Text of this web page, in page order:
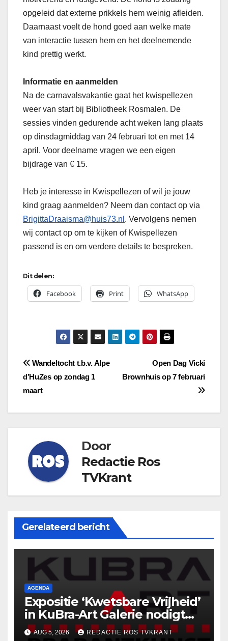
opgeleid dat externe prikkels hem weinig afleiden.
Daarnaast voelt de hond goed aan welke mate
van interactie tussen hem en het deelnemende
kind prettig werkt.
Informatie en aanmelden
Na de carnavalsvakantie gaat het kwispellezen
weer van start bij Bibliotheek Rosmalen. De
sessies vinden gedurende acht weken lang plaats
op dinsdagmiddag van 24 februari tot en met 14
april. Voor deelname vragen we een eigen
bijdrage van € 15.
Heb je interesse in Kwispellezen of wil je jouw
kind graag aanmelden? Neem dan contact op via
BrigittaDraaisma@huis73.nl . Vervolgens nemen
wij contact op om te kijken of Kwispellezen
passend is en om verdere details te bespreken.
Dit delen:
Facebook Print WhatsApp
Bericht
navigatie
Open Dag Vicki
Brownhuis op 7 februari
Wandeltocht t.b.v. Alpe
d’HuZes op zondag 1
maart
Door
Redactie Ros
TVKrant
Gerelateerd bericht
AGENDA
Expositie ‘Kwetsbare Vrijheid’
in KuBra-Art Galerie nodigt
uit tot ontmoeting en
AUG 5, 2026 REDACTIE ROS TVKRANT